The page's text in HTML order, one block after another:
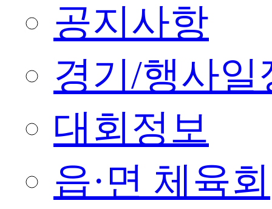
공지사항
경기/행사일
대회정보
읍·면 체육회